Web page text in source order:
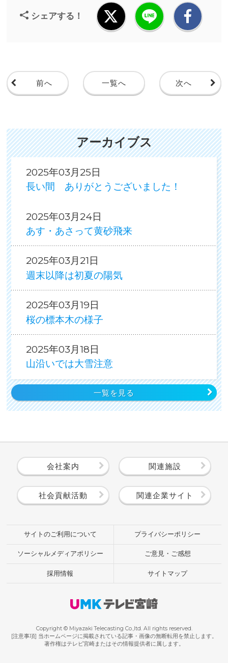
シェアする！
前へ 一覧へ 次へ
アーカイブス
2025年03月25日
長い間 ありがとうございました！
2025年03月24日
あす・あさって黄砂飛来
2025年03月21日
週末以降は初夏の陽気
2025年03月19日
桜の標本木の様子
2025年03月18日
山沿いでは大雪注意
一覧を見る
会社案内 関連施設
社会貢献活動 関連企業サイト
サイトのご利用について プライバシーポリシー
ソーシャルメディアポリシー ご意見・ご感想
採用情報 サイトマップ
Copyright © Miyazaki Telecasting Co.,ltd. All rights reserved.
[注意事項] 当ホームページに掲載されている記事・画像の無断転用を禁止します。
著作権はテレビ宮崎またはその情報提供者に属します。